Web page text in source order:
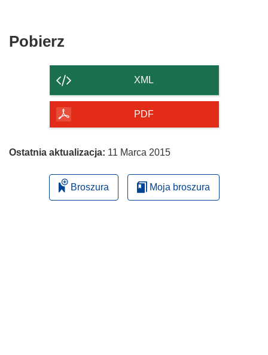
Pobierz
strony
XML
PDF
Ostatnia aktualizacja: 11 Marca 2015
Broszura Moja broszura